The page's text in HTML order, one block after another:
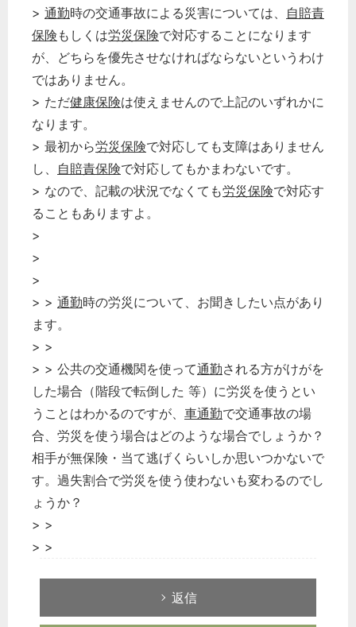
> 通勤時の交通事故による災害については、 自賠責
保険 もしくは労災保険で対応することになります
が、どちらを優先させなければならないというわけ
ではありません。
> ただ健康保険は使えませんので上記のいずれかに
なります。
> 最初から労災保険で対応しても支障はありません
し、 自賠責保険で対応してもかまわないです。
> なので、記載の状況でなくても労災保険で対応す
ることもありますよ。
>
>
>
> > 通勤時の労災について、お聞きしたい点があり
ます。
> >
> > 公共の交通機関を使って通勤される方がけがを
した場合（階段で転倒した 等）に労災を使うとい
うことはわかるのですが、 車通勤で交通事故の場
合、労災を使う場合はどのような場合でしょうか？
相手が無保険・当て逃げくらいしか思いつかないで
す。過失割合で労災を使う使わないも変わるのでし
ょうか？
> >
> >
返信